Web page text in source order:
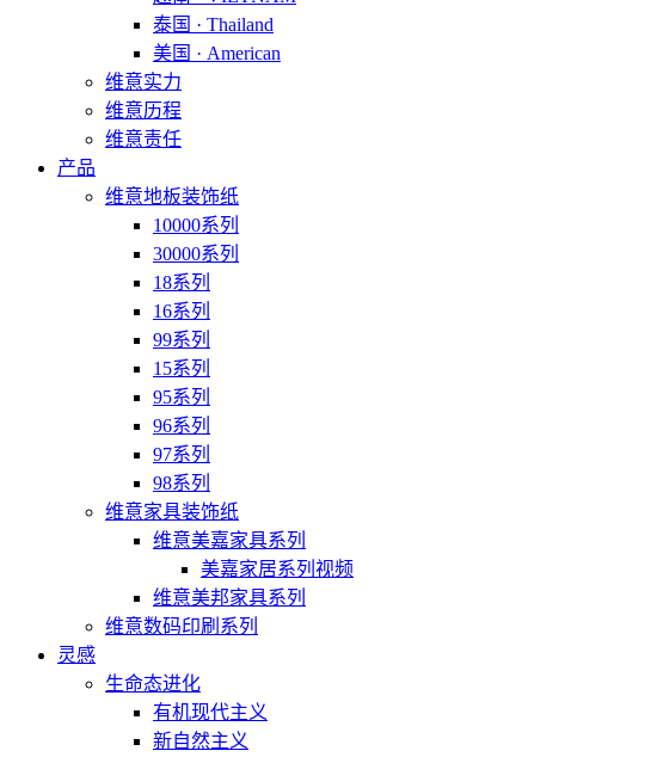
泰国 · Thailand
美国 · American
维意实力
维意历程
维意责任
产品
维意地板装饰纸
10000系列
30000系列
18系列
16系列
99系列
15系列
95系列
96系列
97系列
98系列
维意家具装饰纸
维意美嘉家具系列
美嘉家居系列视频
维意美邦家具系列
维意数码印刷系列
灵感
生命态进化
有机现代主义
新自然主义